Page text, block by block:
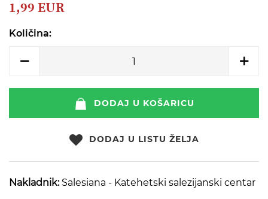
of
images
1,99 EUR
Količina:
DODAJ U KOŠARICU
DODAJ U LISTU ŽELJA
Nakladnik: Salesiana - Katehetski salezijanski centar